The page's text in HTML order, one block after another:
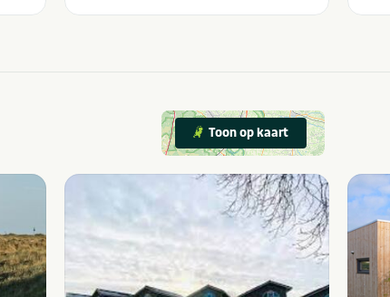
Toon op kaart